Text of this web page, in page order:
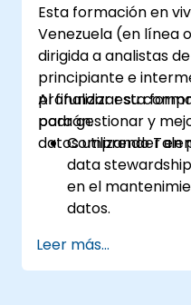
Hadoop.
Crear prototipos
Automatizar
Big Data.
Esta formación en
Venezuela (en línea
dirigida a analistas
principiante e
profundizar su
para gestionar y
datos utilizando
Al finalizar esta
podrán:
Comprender en
data
en el
datos.
gestionar las
datos.
Leer más...